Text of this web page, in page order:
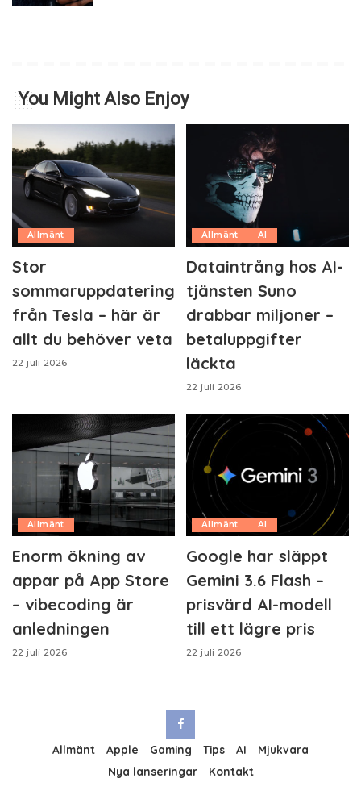
You Might Also Enjoy
Allmänt
Stor
sommaruppdatering
från Tesla – här är
allt du behöver veta
22 juli 2026
Allmänt AI
Dataintrång hos AI-
tjänsten Suno
drabbar miljoner –
betaluppgifter
läckta
22 juli 2026
Allmänt
Enorm ökning av
appar på App Store
– vibecoding är
anledningen
22 juli 2026
Allmänt AI
Google har släppt
Gemini 3.6 Flash –
prisvärd AI-modell
till ett lägre pris
22 juli 2026
Allmänt Apple Gaming Tips AI
Mjukvara
Nya lanseringar
Kontakt